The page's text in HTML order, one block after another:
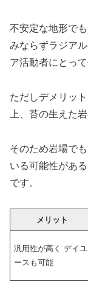
不安定な地形で
みならずラジア
ア活動者にとっ
ただしデメリッ
上、苔の生えた
そのため岩場で
いる可能性があ
です。
メリット
汎用性が高く デイユ
ースも可能